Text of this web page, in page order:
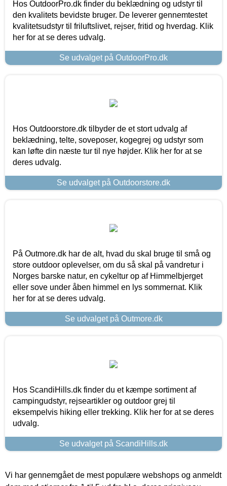
Hos OutdoorPro.dk finder du beklædning og udstyr til
den kvalitets bevidste bruger. De leverer gennemtestet
kvalitetsudstyr til friluftslivet, rejser, fritid og hverdag. Klik
her for at se deres udvalg.
Se udvalget på OutdoorPro.dk
Hos Outdoorstore.dk tilbyder de et stort udvalg af
beklædning, telte, soveposer, kogegrej og udstyr som
kan løfte din næste tur til nye højder. Klik her for at se
deres udvalg.
Se udvalget på Outdoorstore.dk
På Outmore.dk har de alt, hvad du skal bruge til små og
store outdoor oplevelser, om du så skal på vandretur i
Norges barske natur, en cykeltur op af Himmelbjerget
eller sove under åben himmel en lys sommernat. Klik
her for at se deres udvalg.
Se udvalget på Outmore.dk
Hos ScandiHills.dk finder du et kæmpe sortiment af
campingudstyr, rejseartikler og outdoor grej til
eksempelvis hiking eller trekking. Klik her for at se deres
udvalg.
Se udvalget på ScandiHills.dk
Vi har gennemgået de mest populære webshops og anmeldt